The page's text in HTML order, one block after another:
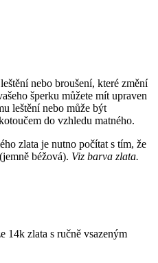
nebo broušení, které změní
šperku můžete mít upraven
leštění nebo může být
do vzhledu matného.
zlata je nutno počítat s tím, že
béžová). Viz barva zlata.
14k zlata s ručně vsazeným